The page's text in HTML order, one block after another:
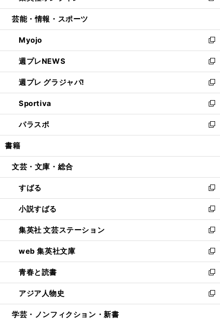
開
ウ
開
く
ン
ウ
で
開
く
ウ
ン
ド
ウ
で
開
く
し
ウ
ィ
ン
ド
ウ
で
開
く
芸能・情報・スポーツ
Myojo
新
し
い
ウ
ィ
ン
ド
ウ
で
開
週プレNEWS
新
し
い
ウ
ィ
ン
ド
ウ
開
週プレ グラジャパ!
新
し
い
ウ
ィ
ン
ウ
開
く
Sportiva
新
し
い
ウ
ン
ウ
で
開
く
パラスポ
新
し
ウ
ン
ド
ウ
で
開
く
書籍
文芸・文庫・総合
すばる
新
し
い
ウ
ィ
ン
ド
ウ
で
開
く
小説すばる
新
し
い
ウ
ィ
ン
ド
ウ
で
開
集英社 文芸ステーション
新
し
い
ウ
ィ
ン
ド
ウ
web 集英社文庫
新
し
い
ウ
ィ
ン
青春と読書
新
し
い
ウ
アジア人物史
新
し
学芸・ノンフィクション・新書